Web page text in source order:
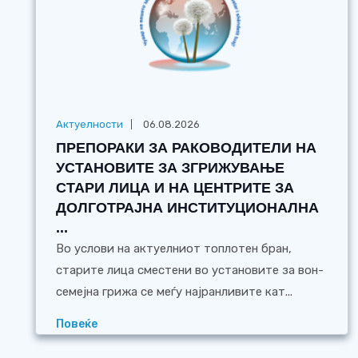
Актуелности 06.08.2026
ПРЕПОРАКИ ЗА РАКОВОДИТЕЛИ НА
УСТАНОВИТЕ ЗА ЗГРИЖУВАЊЕ
СТАРИ ЛИЦА И НА ЦЕНТРИТЕ ЗА
ДОЛГОТРАЈНА ИНСТИТУЦИОНАЛНА
...
Во услови на актуелниот топлотен бран,
старите лица сместени во установите за вон-
семејна грижа се меѓу најранливите кат...
Повеќе